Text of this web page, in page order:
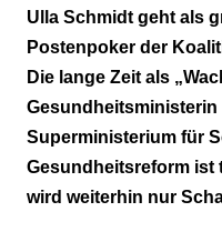
Pharmabranche
Ulla Schmidt geht als
Postenpoker der
Die lange Zeit als
Superministerium für
Gesundheitsreform ist
wird weiterhin nur